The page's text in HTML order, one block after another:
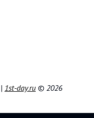
| 1st-day.ru © 2026